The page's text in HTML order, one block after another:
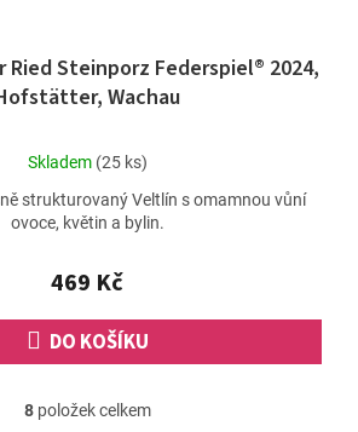
Ried Steinporz Federspiel® 2024,
Wachau
Průměrné
produktu
je
z
5
hvězdiček.
Skladem (25 ks)
469 Kč
DO KOŠÍKU
strukturovaný Veltlín s omamnou vůní
ovoce, květin a bylin.
O
8položek celkem